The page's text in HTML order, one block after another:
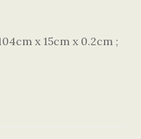
x 15cm x 0.2cm ;